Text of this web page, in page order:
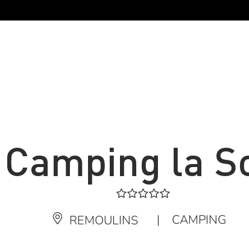
la
REMOULINS | CAMPING